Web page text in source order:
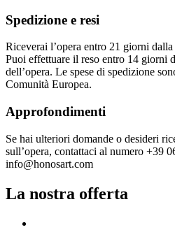
Spedizione e resi
Riceverai l’opera entro 21 giorni
Puoi effettuare il reso entro 14 giorni
dell’opera. Le spese di spedizione
Comunità Europea.
Approfondimenti
Se hai ulteriori domande o desideri
sull’opera, contattaci al numero +39
info@honosart.com
La nostra offerta